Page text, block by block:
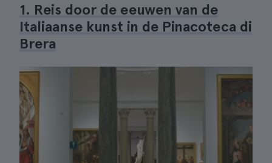
1. Reis door de eeuwen van de
Italiaanse kunst in de Pinacoteca di
Brera